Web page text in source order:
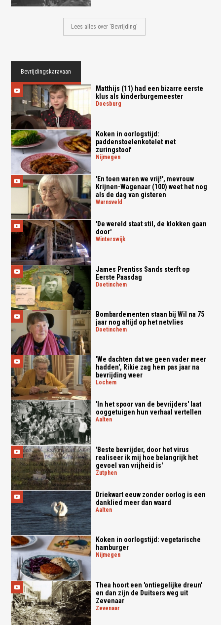
Lees alles over 'Bevrijding'
Bevrijdingskaravaan
Matthijs (11) had een bizarre eerste
klus als kinderburgemeester
doesburg
Koken in oorlogstijd:
paddenstoelenkotelet met
zuringstoof
nijmegen
'En toen waren we vrij!', mevrouw
Krijnen-Wagenaar (100) weet het nog
als de dag van gisteren
warnsveld
'De wereld staat stil, de klokken gaan
door'
winterswijk
James Prentiss Sands sterft op
Eerste Paasdag
doetinchem
Bombardementen staan bij Wil na 75
jaar nog altijd op het netvlies
doetinchem
'We dachten dat we geen vader meer
hadden', Rikie zag hem pas jaar na
bevrijding weer
lochem
'In het spoor van de bevrijders' laat
ooggetuigen hun verhaal vertellen
aalten
'Beste bevrijder, door het virus
realiseer ik mij hoe belangrijk het
gevoel van vrijheid is'
zutphen
Driekwart eeuw zonder oorlog is een
danklied meer dan waard
aalten
Koken in oorlogstijd: vegetarische
hamburger
nijmegen
Thea hoort een 'ontiegelijke dreun'
en dan zijn de Duitsers weg uit
Zevenaar
zevenaar